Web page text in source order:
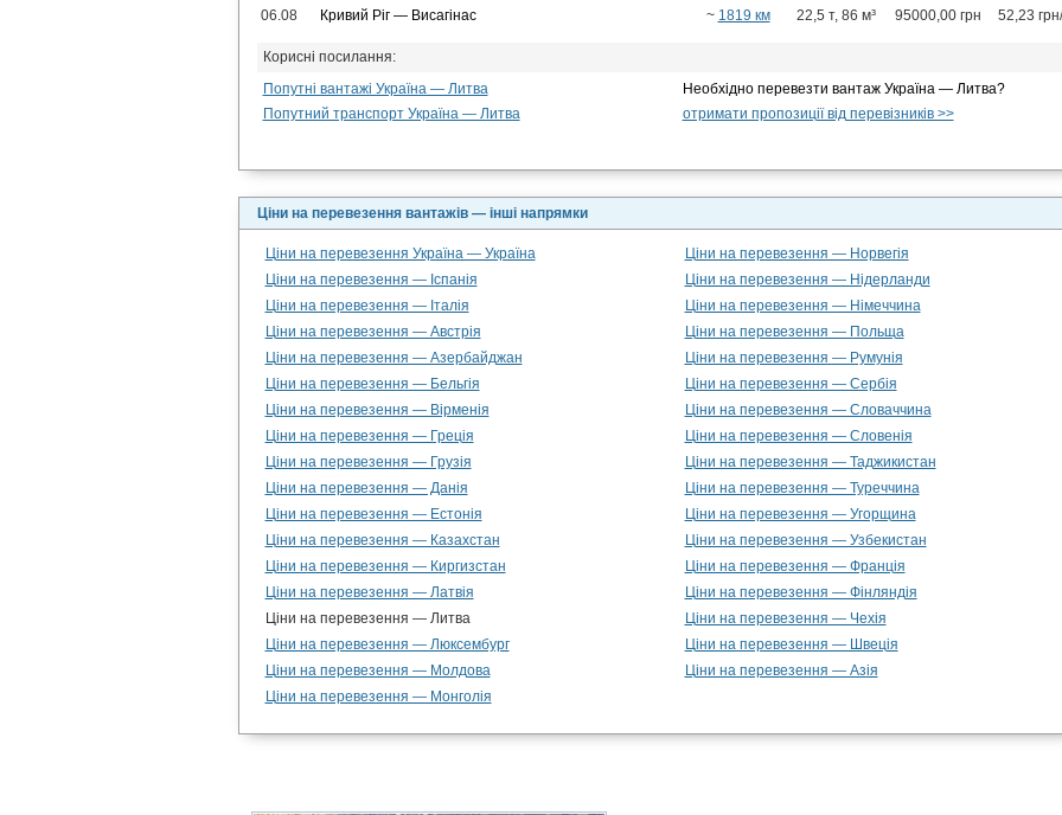
06.08
Кривий Ріг — Висагінас ~ 1819 км 22,5 т, 86 м³ 95000,00 грн 52,23
Корисні посилання:
Попутні вантажі Україна — Литва
Необхідно перевезти вантаж Україна — Литва?
Попутний транспорт Україна — Литва
отримати пропозиції від перевізників >>
Ціни на перевезення вантажів — інші напрямки
Ціни на перевезення Україна — Україна
Ціни на перевезення — Норвегія
Ціни на перевезення — Іспанія
Ціни на перевезення — Нідерланди
Ціни на перевезення — Італія
Ціни на перевезення — Німеччина
Ціни на перевезення — Австрія
Ціни на перевезення — Польща
Ціни на перевезення — Азербайджан
Ціни на перевезення — Румунія
Ціни на перевезення — Бельгія
Ціни на перевезення — Сербія
Ціни на перевезення — Вірменія
Ціни на перевезення — Словаччина
Ціни на перевезення — Греція
Ціни на перевезення — Словенія
Ціни на перевезення — Грузія
Ціни на перевезення — Таджикистан
Ціни на перевезення — Данія
Ціни на перевезення — Туреччина
Ціни на перевезення — Естонія
Ціни на перевезення — Угорщина
Ціни на перевезення — Казахстан
Ціни на перевезення — Узбекистан
Ціни на перевезення — Киргизстан
Ціни на перевезення — Франція
Ціни на перевезення — Латвія
Ціни на перевезення — Фінляндія
Ціни на перевезення — Литва
Ціни на перевезення — Чехія
Ціни на перевезення — Люксембург
Ціни на перевезення — Швеція
Ціни на перевезення — Молдова
Ціни на перевезення — Азія
Ціни на перевезення — Монголія